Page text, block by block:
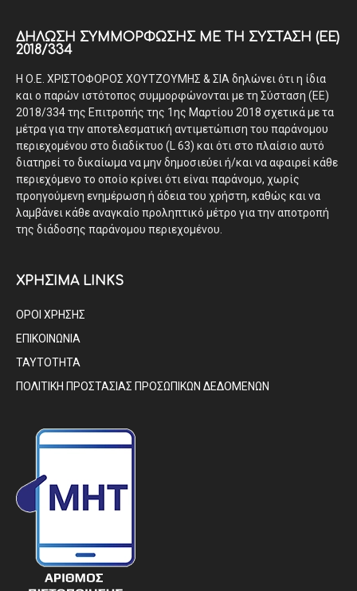
ΔΉΛΩΣΗ ΣΥΜΜΌΡΦΩΣΗΣ ΜΕ ΤΗ ΣΎΣΤΑΣΗ (ΕΕ)
2018/334
Η Ο.Ε. ΧΡΙΣΤΟΦΟΡΟΣ ΧΟΥΤΖΟΥΜΗΣ & ΣΙΑ δηλώνει ότι η ίδια
και ο παρών ιστότοπος συμμορφώνονται με τη Σύσταση (ΕΕ)
2018/334 της Επιτροπής της 1ης Μαρτίου 2018 σχετικά με τα
μέτρα για την αποτελεσματική αντιμετώπιση του παράνομου
περιεχομένου στο διαδίκτυο (L 63) και ότι στο πλαίσιο αυτό
διατηρεί το δικαίωμα να μην δημοσιεύει ή/και να αφαιρεί κάθε
περιεχόμενο το οποίο κρίνει ότι είναι παράνομο, χωρίς
προηγούμενη ενημέρωση ή άδεια του χρήστη, καθώς και να
λαμβάνει κάθε αναγκαίο προληπτικό μέτρο για την αποτροπή
της διάδοσης παράνομου περιεχομένου.
ΧΡΗΣΙΜΑ LINKS
ΟΡΟΙ ΧΡΗΣΗΣ
ΕΠΙΚΟΙΝΩΝΙΑ
ΤΑΥΤΟΤΗΤΑ
ΠΟΛΙΤΙΚΗ ΠΡΟΣΤΑΣΙΑΣ ΠΡΟΣΩΠΙΚΩΝ ΔΕΔΟΜΕΝΩΝ